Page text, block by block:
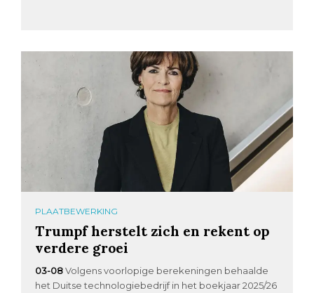
PLAATBEWERKING
Trumpf herstelt zich en rekent op
verdere groei
03-08 Volgens voorlopige berekeningen behaalde
het Duitse technologiebedrijf in het boekjaar 2025/26